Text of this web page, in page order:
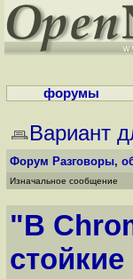
форумы
Вариант
Форум Разговоры,
Изначальное сообщение
"В